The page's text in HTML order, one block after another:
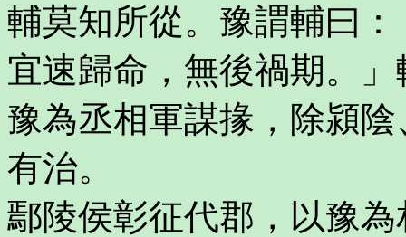
輔莫知所從。豫謂輔曰
宜速歸命，無後禍期。
豫為丞相軍謀掾，除潁
有治。
鄢陵侯彰征代郡，以豫